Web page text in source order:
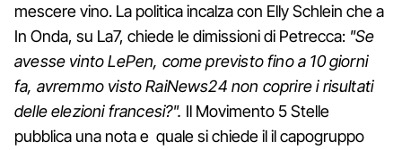
mescere vino. La politica incalza con Elly Schlein che a
In Onda, su La7, chiede le dimissioni di Petrecca: "Se
avesse vinto LePen, come previsto fino a 10 giorni
fa, avremmo visto RaiNews24 non coprire i risultati
delle elezioni francesi?". Il Movimento 5 Stelle
pubblica una nota e quale si chiede il il capogruppo